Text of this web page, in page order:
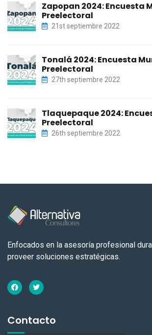
Zapopan 2024: Encuesta
Preelectoral
21st septiembre 2022
Tonalá 2024: Encuesta
Preelectoral
27th septiembre 2022
Tlaquepaque 2024:
Preelectoral
26th septiembre 2022
Enfocados en la asesoría profesional
proveer soluciones estratégicas.
Contacto